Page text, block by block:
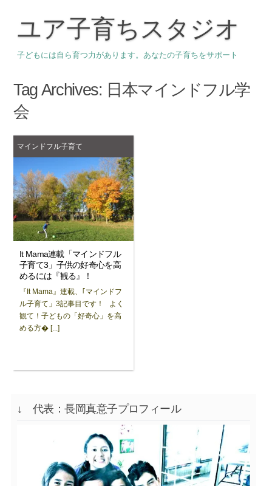
ユア子育ちスタジオ
子どもには自ら育つ力があります。あなたの子育ちをサポート
Tag Archives: 日本マインドフル学
会
マインドフル子育て
It Mama連載「マインドフル
子育て3」子供の好奇心を高
めるには『観る』！
『It Mama』連載、｢マインドフ
ル子育て」3記事目です！ よく
観て！子どもの「好奇心」を高
める方� [...]
↓ 代表：長岡真意子プロフィール